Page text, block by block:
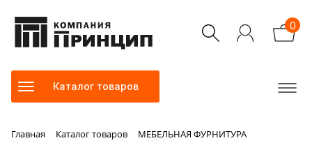
0
Каталог товаров
Главная Каталог товаров
МЕБЕЛЬНАЯ ФУРНИТУРА